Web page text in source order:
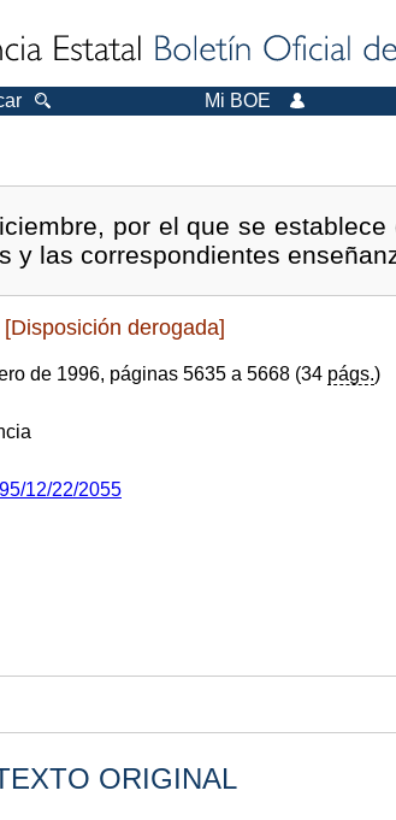
Mi BOE
por el que se
y las correspondientes
[Disposición derogada]
de 1996, páginas 5635 a 5668 (34 págs.)
12/22/2055
ORIGINAL